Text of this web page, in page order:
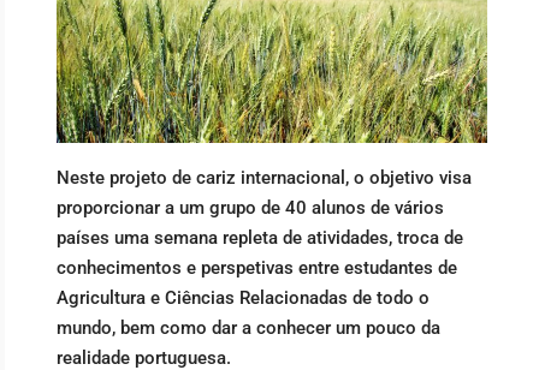
Neste projeto de cariz internacional, o objetivo visa
proporcionar a um grupo de 40 alunos de vários
países uma semana repleta de atividades, troca de
conhecimentos e perspetivas entre estudantes de
Agricultura e Ciências Relacionadas de todo o
mundo, bem como dar a conhecer um pouco da
realidade portuguesa.